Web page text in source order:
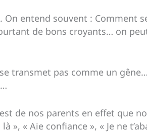
entend souvent : Comment
de bons croyants… on
transmet pas comme un
de nos parents en effet que
« Aie confiance », « Je ne